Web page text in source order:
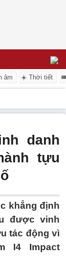
âm ☀️ Thời tiết
danh
tựu
khẳng định
được vinh
tác động vì
I4 Impact